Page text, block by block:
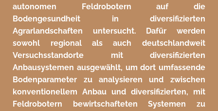
autonomen Feldrobotern auf die
Bodengesundheit in diversifizierten
Agrarlandschaften untersucht. Dafür werden
sowohl regional als auch deutschlandweit
Versuchsstandorte mit diversifizierten
Anbausystemen ausgewählt, um dort umfassende
Bodenparameter zu analysieren und zwischen
konventionellem Anbau und diversifizierten, mit
Feldrobotern bewirtschafteten Systemen zu